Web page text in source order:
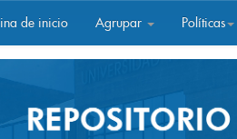
de inicio Agrupar Políticas